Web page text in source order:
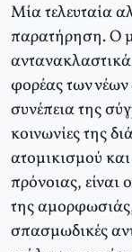
Μία τελευταία
παρατήρηση. Ο
φορέας των
συνέπεια της
κοινωνίες της
ατομικισμού
πρόνοιας, είναι
της αμορφωσιάς,
σπασμωδικές